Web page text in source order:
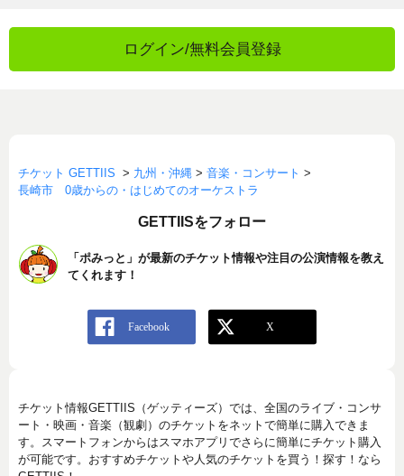
ログイン/無料会員登録
チケット GETTIIS > 九州・沖縄 > 音楽・コンサート >
長崎市 0歳からの・はじめてのオーケストラ
GETTIISをフォロー
「ポみっと」が最新のチケット情報や注目の公演情報を教え
てくれます！
チケット情報GETTIIS（ゲッティーズ）では、全国のライブ・コンサ
ート・映画・音楽（観劇）のチケットをネットで簡単に購入できま
す。スマートフォンからはスマホアプリでさらに簡単にチケット購入
が可能です。おすすめチケットや人気のチケットを買う！探す！なら